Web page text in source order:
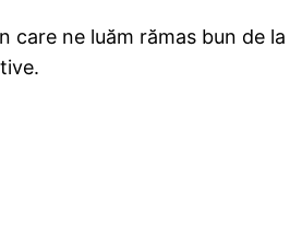
care ne luăm rămas bun de